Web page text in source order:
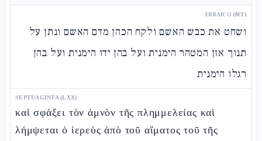
EBRAICO (MT)
ושחט את כבש האשם ולקח הכהן מדם האשם ונתן על
תנוך אזן המטהר הימנית ועל בהן ידו הימנית ועל בהן
רגלו הימנית
SEPTUAGINTA (LXX)
καὶ σφάξει τὸν ἀμνὸν τῆς πλημμελείας καὶ
λήμψεται ὁ ἱερεὺς ἀπὸ τοῦ αἵματος τοῦ τῆς